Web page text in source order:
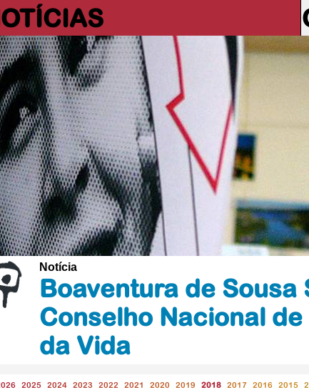
Notícia
Boaventura de Sousa
Conselho Nacional
da Vida
2025 2024 2023 2022 2021 2020 2019 2018 2017 2016 2015